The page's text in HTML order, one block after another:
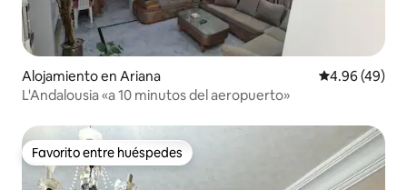
Alojamiento en Ariana Calificación
4.96 (49)
L'Andalousia «a 10 minutos del aeropuerto»
Favorito entre huéspedes
Favorito entre huéspedes